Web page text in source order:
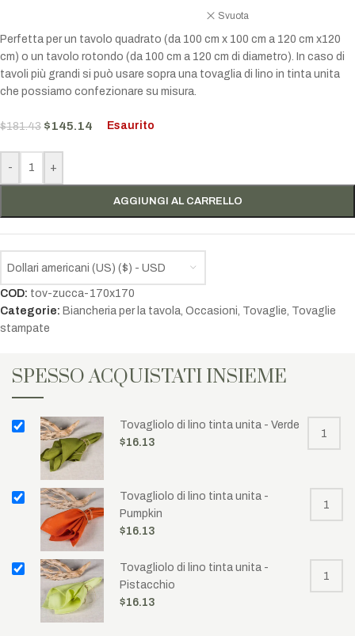
Svuota
Perfetta per un tavolo quadrato (da 100 cm x 100 cm a 120 cm x120
cm) o un tavolo rotondo (da 100 cm a 120 cm di diametro). In caso di
tavoli più grandi si può usare sopra una tovaglia di lino in tinta unita
che possiamo confezionare su misura.
$181.43 $145.14 Esaurito
- +
AGGIUNGI AL CARRELLO
Dollari americani (US) ($) - USD
COD: tov-zucca-170x170
Categorie: Biancheria per la tavola, Occasioni, Tovaglie, Tovaglie
stampate
SPESSO ACQUISTATI INSIEME
Tovagliolo di lino tinta unita - Verde
$16.13
Tovagliolo di lino tinta unita -
Pumpkin
$16.13
Tovagliolo di lino tinta unita -
Pistacchio
$16.13